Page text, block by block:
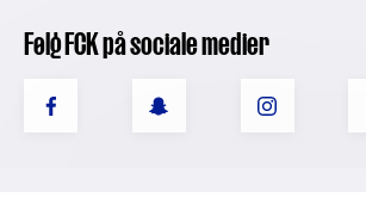
Følg FCK på sociale medier